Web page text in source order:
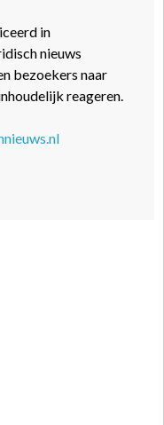
in
nieuws
bezoekers naar
reageren.